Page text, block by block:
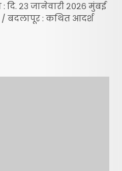
दि. २३ जानेवारी २०२६ मुंबई
/ बदलापूर : कथित आदर्श